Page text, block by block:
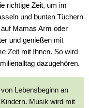
richtige Zeit, um im
und bunten Tüchern
Mamas Arm oder
und genießen mit
Zeit mit Ihnen. So wird
dazugehören.
Lebensbeginn an
Musik wird mit